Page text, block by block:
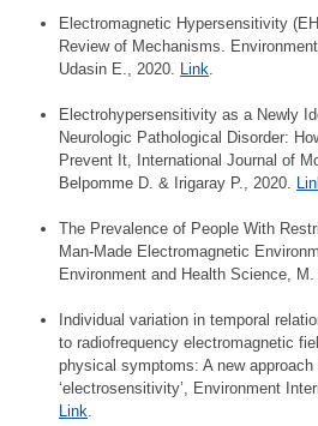
Electromagnetic Hypersensitivity
Review of Mechanisms.
Udasin E., 2020. Link.
Electrohypersensitivity as a Newly
Neurologic Pathological Disorder:
Prevent It, International Journal of
Belpomme D. & Irigaray P., 2020.
The Prevalence of People With
Man-Made Electromagnetic
Environment and Health Science,
Individual variation in temporal
to radiofrequency electromagnetic
physical symptoms: A new
‘electrosensitivity’, Environment
Link.